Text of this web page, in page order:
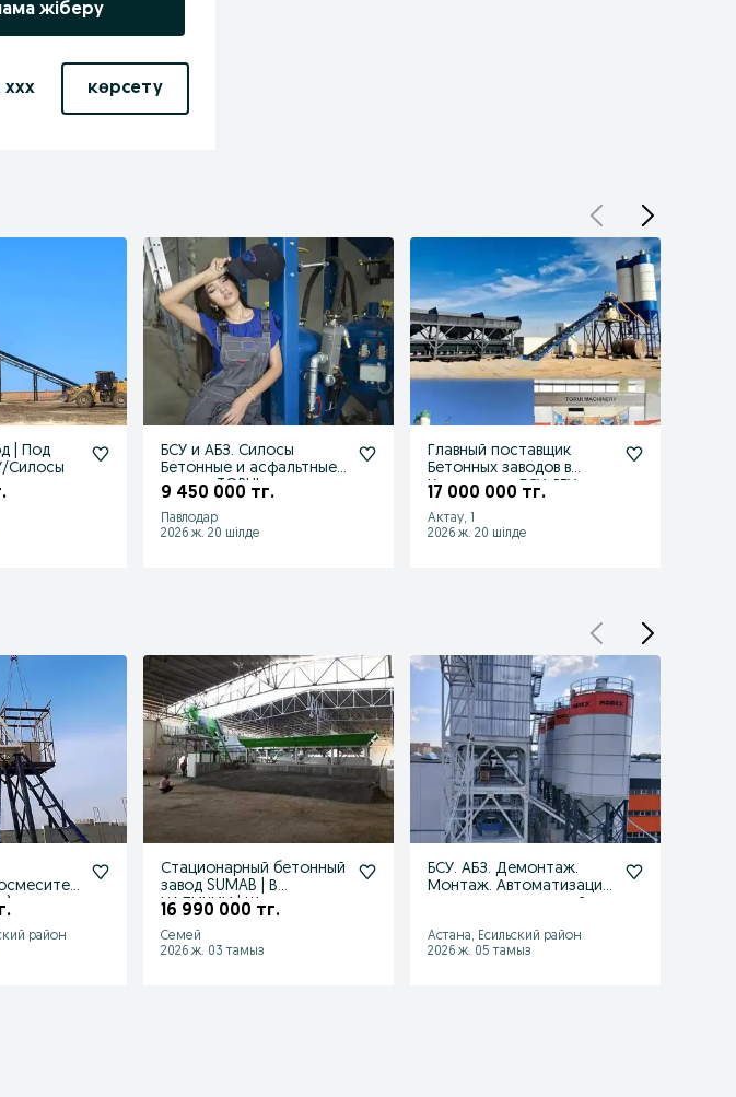
жіберу
xxx көрсету
| Под
Силосы
БСУ и АБЗ. Силосы
Бетонные и асфальтные
заводы TORUI
9 450 000 тг.
Павлодар
2026 ж. 20 шілде
Главный поставщик
Бетонных заводов в
Казахстане. БСУ, РБУ,
17 000 000 тг.
Актау, 1
2026 ж. 20 шілде
от
район
Стационарный бетонный
завод SUMAB | В
НАЛИЧИИ | Шведское
16 990 000 тг.
Семей
2026 ж. 03 тамыз
БСУ. АБЗ. Демонтаж.
Монтаж. Автоматизация,
Астана, Есильский район
2026 ж. 05 тамыз